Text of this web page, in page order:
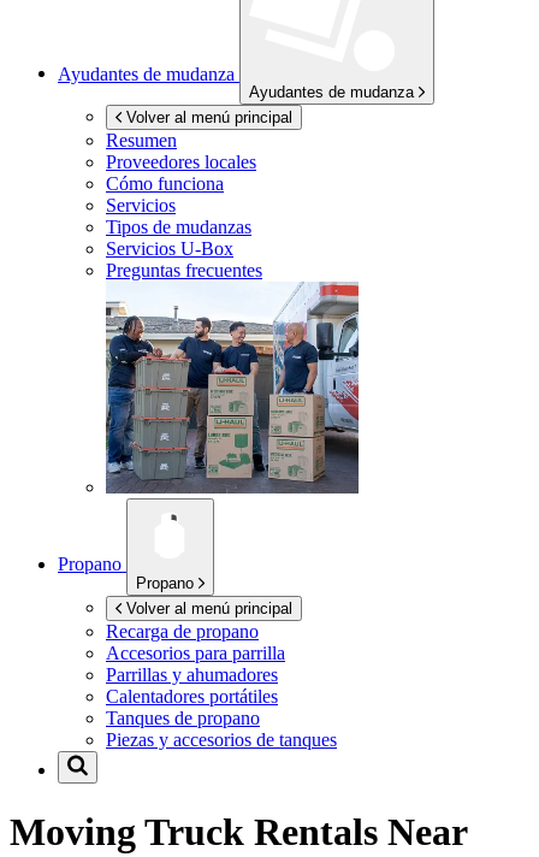
Ayudantes de mudanza
Ayudantes de mudanza
Volver al menú principal
Resumen
Proveedores locales
Cómo funciona
Servicios
Tipos de mudanzas
Servicios U-Box
Preguntas frecuentes
Propano
Propano
Volver al menú principal
Recarga de propano
Accesorios para parrilla
Parrillas y ahumadores
Calentadores portátiles
Tanques de propano
Piezas y accesorios de tanques
Moving Truck Rentals Near